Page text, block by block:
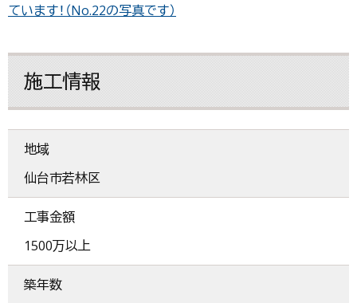
ています！（No.22の写真です）
施工情報
地域
仙台市若林区
工事金額
1500万以上
築年数